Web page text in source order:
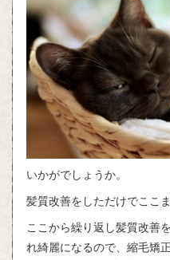
いかがでしょうか。
髪質改善をしただけでここ
ここから繰り返し髪質改善
れ綺麗になるので、縮毛矯